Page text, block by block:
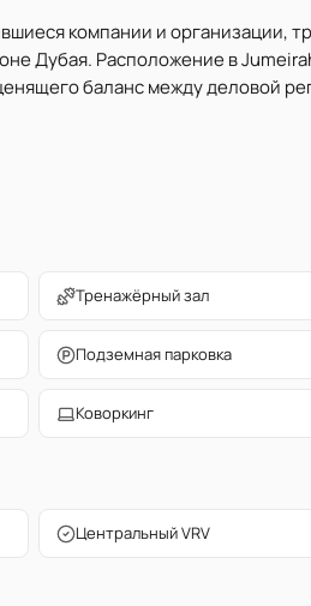
компании и организации,
Дубая. Расположение в
баланс между деловой
Тренажёрный зал
Подземная парковка
Коворкинг
Центральный VRV